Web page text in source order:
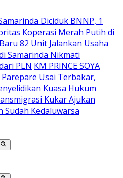
Diciduk BNNP, 1
Koperasi Merah Putih di
82 Unit Jalankan Usaha
Samarinda Nikmati
PLN KM PRINCE SOYA
Usai Terbakar,
Kuasa Hukum
Kukar Ajukan
Sudah Kedaluwarsa